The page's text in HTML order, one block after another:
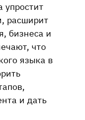
упростит
расширит
бизнеса и
что
языка в
и дать